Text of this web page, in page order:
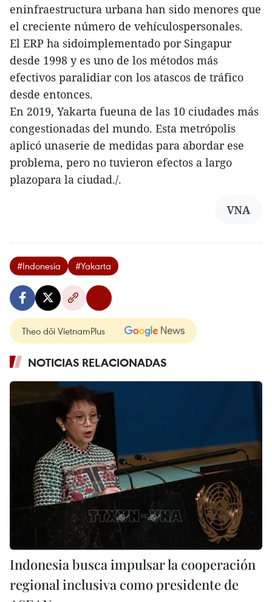
eninfraestructura urbana han sido menores que
el creciente número de vehículospersonales.
El ERP ha sidoimplementado por Singapur
desde 1998 y es uno de los métodos más
efectivos paralidiar con los atascos de tráfico
desde entonces.
En 2019, Yakarta fueuna de las 10 ciudades más
congestionadas del mundo. Esta metrópolis
aplicó unaserie de medidas para abordar ese
problema, pero no tuvieron efectos a largo
plazopara la ciudad./.
VNA
#Indonesia #Yakarta
Theo dõi VietnamPlus
NOTICIAS RELACIONADAS
Indonesia busca impulsar la cooperación
regional inclusiva como presidente de